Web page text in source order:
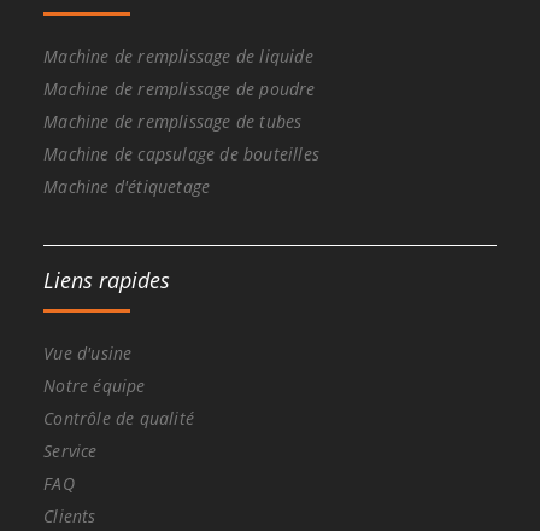
Machine de remplissage de liquide
Machine de remplissage de poudre
Machine de remplissage de tubes
Machine de capsulage de bouteilles
Machine d'étiquetage
Liens rapides
Vue d'usine
Notre équipe
Contrôle de qualité
Service
FAQ
Clients